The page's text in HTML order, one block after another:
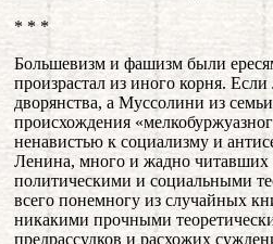
* * *
Большевизм и фашизм были
произрастал из иного корня.
дворянства, а Муссолини из
происхождения
ненавистью к социализму и
Ленина, много и жадно
политическими и социальными
всего понемногу из случайных
никакими прочными
предрассудков и расхожих